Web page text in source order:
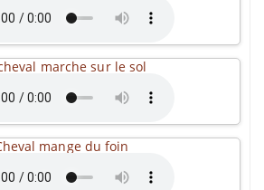
marche sur le sol
mange du foin